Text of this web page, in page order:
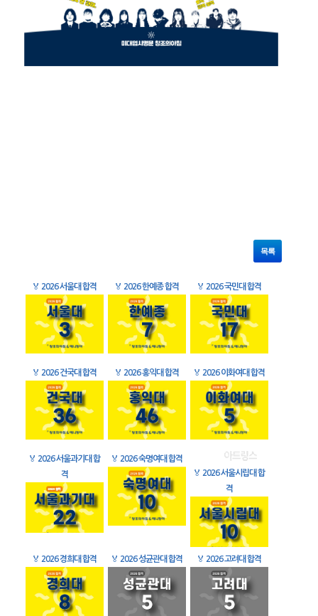
목록
🏅 2026 서울대 합격 🏅 2026 한예종 합격 🏅 2026 국민대 합격
🏅 2026 건국대 합격 🏅 2026 홍익대 합격 🏅 2026 이화여대 합격
🏅 2026 서울과기대 합
격
🏅 2026 숙명여대 합격
🏅 2026 서울시립대 합
격
🏅 2026 경희대 합격 🏅 2026 성균관대 합격 🏅 2026 고려대 합격